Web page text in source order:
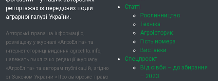
репортажах із передових подій
аграрної галузі України.
Авторські права на інформацію,
розміщену у журналі «АгроЕліта» та
інтернет-сторінці видання agroelita.info,
належать виключно редакції журналу
«АгроЕліта» та авторам публікацій, згідно
зі Законом України «Про авторське право
Статті
Рослинництво
Техніка
Агроісторик
Гість номера
Виставки
Спецпроєкт
Від сівби – до збирання
– 2023